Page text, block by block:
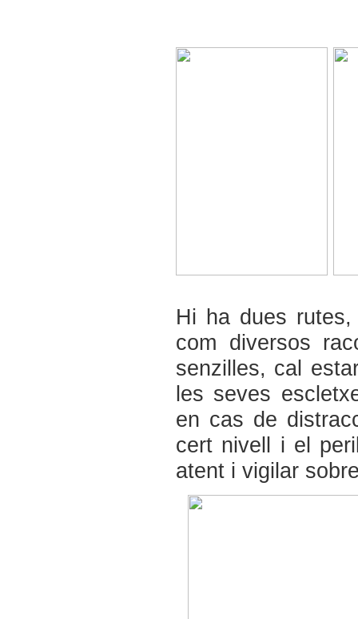
Hi ha dues
com diversos
senzilles, cal
les seves
en cas de
cert nivell i el
atent i vigilar